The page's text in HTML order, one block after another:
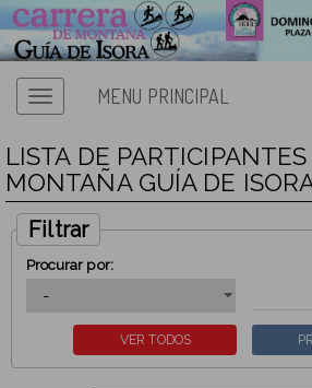
MENU PRINCIPAL
LISTA DE
MONTAÑA GUÍA DE
Filtrar
Procurar por: